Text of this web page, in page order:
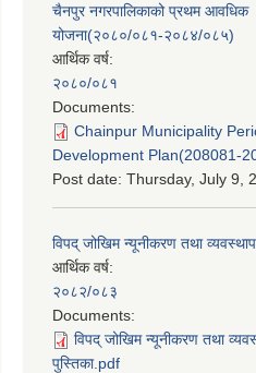
चैनपुर नगरपालिकाको प्रथम आवधिक
योजना(२०८०/०८१-२०८४/०८५)
आर्थिक वर्ष:
२०८०/०८१
Documents:
Chainpur Municipality
Development Plan(208081-
Post date: Thursday, July 9,
विपद् जोखिम न्यूनीकरण तथा
आर्थिक वर्ष:
२०८२/०८३
Documents:
विपद् जोखिम न्यूनीकरण तथा
पुस्तिका.pdf